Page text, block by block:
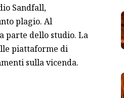
Sandfall,
plagio. Al
parte dello studio. La
piattaforme di
sulla vicenda.